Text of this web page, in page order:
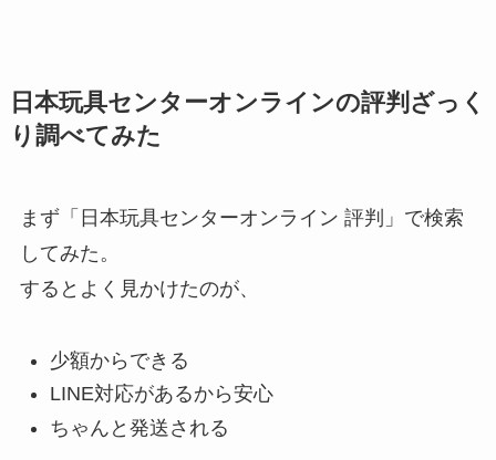
日本玩具センターオンラインの評判ざっく
り調べてみた
まず「日本玩具センターオンライン 評判」で検索
してみた。
するとよく見かけたのが、
少額からできる
LINE対応があるから安心
ちゃんと発送される